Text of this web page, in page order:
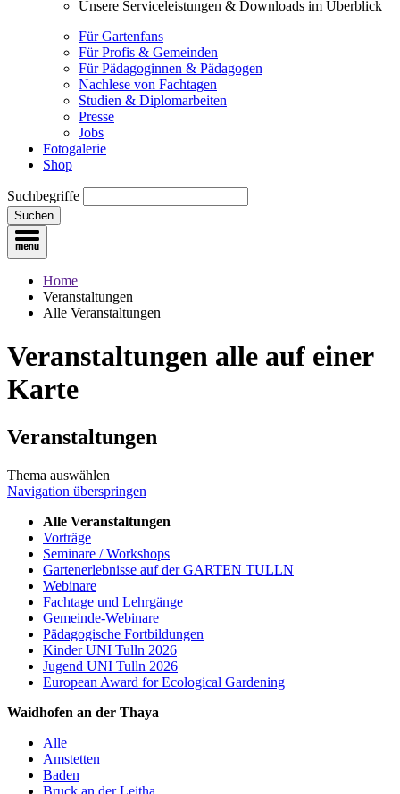
Unsere Serviceleistungen & Downloads im Überblick
Für Gartenfans
Für Profis & Gemeinden
Für Pädagoginnen & Pädagogen
Nachlese von Fachtagen
Studien & Diplomarbeiten
Presse
Jobs
Fotogalerie
Shop
Suchbegriffe
Suchen
Home
Veranstaltungen
Alle Veranstaltungen
Veranstaltungen alle auf einer
Karte
Veranstaltungen
Thema auswählen
Navigation überspringen
Alle Veranstaltungen
Vorträge
Seminare / Workshops
Gartenerlebnisse auf der GARTEN TULLN
Webinare
Fachtage und Lehrgänge
Gemeinde-Webinare
Pädagogische Fortbildungen
Kinder UNI Tulln 2026
Jugend UNI Tulln 2026
European Award for Ecological Gardening
Waidhofen an der Thaya
Alle
Amstetten
Baden
Bruck an der Leitha